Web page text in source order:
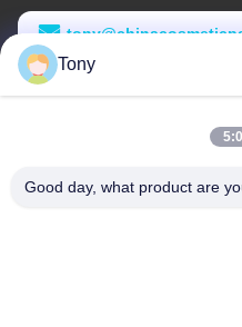
Thời gian làm việc
Tony
Good day, what product are